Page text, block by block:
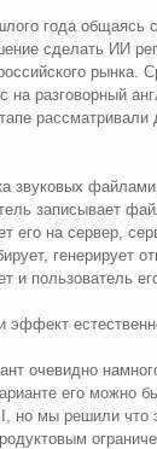
года общаясь
сделать ИИ
рынка.
на разговорный
рассматривали
звуковых
записывает
его на сервер,
генерирует
и пользователь
эффект
очевидно
его можно
но мы решили что